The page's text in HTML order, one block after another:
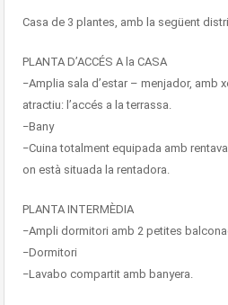
Casa de 3 plantes, amb la següent
PLANTA D’ACCÉS A la CASA
−Amplia sala d’estar – menjador, amb
atractiu: l’accés a la terrassa.
−Bany
−Cuina totalment equipada amb
on està situada la rentadora.
PLANTA INTERMÈDIA
−Ampli dormitori amb 2 petites
−Dormitori
−Lavabo compartit amb banyera.